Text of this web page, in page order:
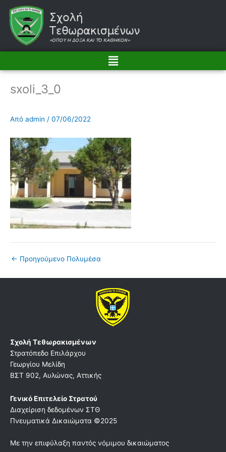
Μετάβαση
στο
περιεχόμενο
Menu
sxoli_3_0
Από admin / 07/06/2022
← Προηγούμενο Πολυμέσα
Σχολή Τεθωρακισμένων
Στρατόπεδο Επιλάρχου
Γεωργίου Μελίδη
ΒΣΤ 902, Αυλώνας, Αττικής
Γενικό Επιτελείο Στρατού
Διαχείριση δεδομένων ΣΤΘ
Πνευματικά Δικαιώματα ©2025
Με την επιφύλαξη παντός νόμιμου δικαιώματος